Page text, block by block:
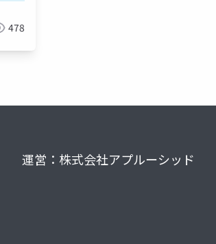
478
運営：株式会社アプルーシッド